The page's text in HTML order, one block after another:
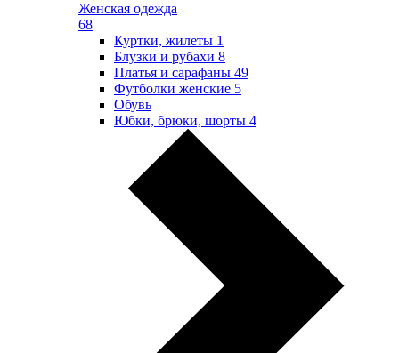
Женская одежда
68
Куртки, жилеты 1
Блузки и рубахи 8
Платья и сарафаны 49
Футболки женские 5
Обувь
Юбки, брюки, шорты 4